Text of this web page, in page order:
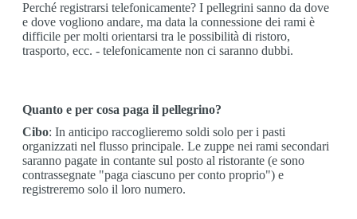
Perché registrarsi telefonicamente? I pellegrini sanno da dove
e dove vogliono andare, ma data la connessione dei rami è
difficile per molti orientarsi tra le possibilità di ristoro,
trasporto, ecc. - telefonicamente non ci saranno dubbi.
Quanto e per cosa paga il pellegrino?
Cibo: In anticipo raccoglieremo soldi solo per i pasti
organizzati nel flusso principale. Le zuppe nei rami secondari
saranno pagate in contante sul posto al ristorante (e sono
contrassegnate "paga ciascuno per conto proprio") e
registreremo solo il loro numero.